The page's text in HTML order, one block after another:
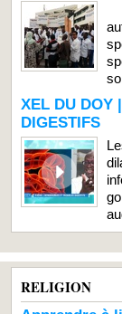
XEL DU DOY
DIGESTIFS
RELIGION